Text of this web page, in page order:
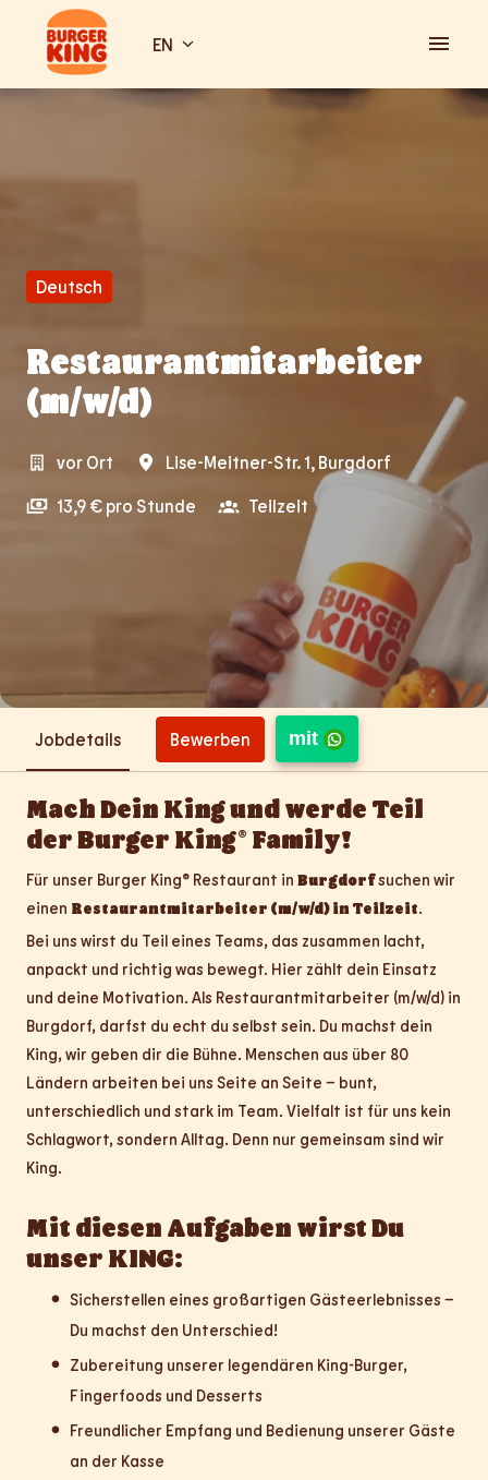
contentHomepage EN
Deutsch
Restaurantmitarbeiter
(m/w/d)
vor Ort Lise-Meitner-Str. 1, Burgdorf
13,9 € pro Stunde Teilzeit
Jobdetails Bewerben mit
Mach Dein King und werde Teil
der Burger King® Family!
Für unser Burger King® Restaurant in Burgdorfsuchen wir
einen Restaurantmitarbeiter (m/w/d) in Teilzeit.
Bei uns wirst du Teil eines Teams, das zusammen lacht,
anpackt und richtig was bewegt. Hier zählt dein Einsatz
und deine Motivation. Als Restaurantmitarbeiter (m/w/d) in
Burgdorf, darfst du echt du selbst sein. Du machst dein
King, wir geben dir die Bühne. Menschen aus über 80
Ländern arbeiten bei uns Seite an Seite – bunt,
unterschiedlich und stark im Team. Vielfalt ist für uns kein
Schlagwort, sondern Alltag. Denn nur gemeinsam sind wir
King.
Mit diesen Aufgaben wirst Du
unser KING:
Sicherstellen eines großartigen Gästeerlebnisses –
Du machst den Unterschied!
Zubereitung unserer legendären King-Burger,
Fingerfoods und Desserts
Freundlicher Empfang und Bedienung unserer Gäste
an der Kasse